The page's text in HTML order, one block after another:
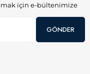
için e-bültenimize
GÖNDER